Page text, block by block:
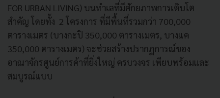
FOR URBAN LIVING) บนทำเลที่มีศักยภาพการเติบโต
สำคัญ โดยทั้ง 2 โครงการ ที่มีพื้นที่รวมกว่า 700,000
ตารางเมตร (บางกะปิ 350,000 ตารางเมตร, บางแค
350,000 ตารางเมตร) จะช่วยสร้างปรากฏการณ์ของ
อาณาจักรศูนย์การค้าที่ยิ่งใหญ่ ครบวงจร เพียบพร้อมและ
สมบูรณ์แบบ